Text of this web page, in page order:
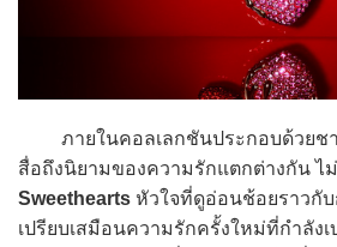
ภายในคอลเลกชันประกอบด้วยช
สื่อถึงนิยามของความรักแตกต่างกัน ไ
Sweethearts หัวใจที่ดูอ่อนช้อยราวกั
เปรียบเสมือนความรักครั้งใหม่ที่กำลังเ